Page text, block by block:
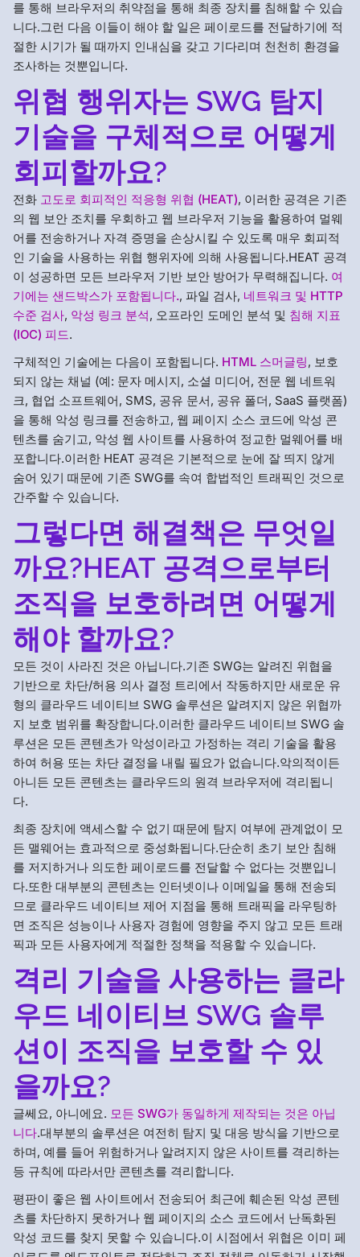
를 통해 브라우저의 취약점을 통해 최종 장치를 침해할 수 있습
니다.그런 다음 이들이 해야 할 일은 페이로드를 전달하기에 적
절한 시기가 될 때까지 인내심을 갖고 기다리며 천천히 환경을
조사하는 것뿐입니다.
위협 행위자는 SWG 탐지
기술을 구체적으로 어떻게
회피할까요?
전화 고도로 회피적인 적응형 위협 (HEAT), 이러한 공격은 기존
의 웹 보안 조치를 우회하고 웹 브라우저 기능을 활용하여 멀웨
어를 전송하거나 자격 증명을 손상시킬 수 있도록 매우 회피적
인 기술을 사용하는 위협 행위자에 의해 사용됩니다.HEAT 공격
이 성공하면 모든 브라우저 기반 보안 방어가 무력해집니다. 여
기에는 샌드박스가 포함됩니다., 파일 검사, 네트워크 및 HTTP
수준 검사, 악성 링크 분석, 오프라인 도메인 분석 및 침해 지표
(IOC) 피드.
구체적인 기술에는 다음이 포함됩니다. HTML 스머글링, 보호
되지 않는 채널 (예: 문자 메시지, 소셜 미디어, 전문 웹 네트워
크, 협업 소프트웨어, SMS, 공유 문서, 공유 폴더, SaaS 플랫폼)
을 통해 악성 링크를 전송하고, 웹 페이지 소스 코드에 악성 콘
텐츠를 숨기고, 악성 웹 사이트를 사용하여 정교한 멀웨어를 배
포합니다.이러한 HEAT 공격은 기본적으로 눈에 잘 띄지 않게
숨어 있기 때문에 기존 SWG를 속여 합법적인 트래픽인 것으로
간주할 수 있습니다.
그렇다면 해결책은 무엇일
까요?HEAT 공격으로부터
조직을 보호하려면 어떻게
해야 할까요?
모든 것이 사라진 것은 아닙니다.기존 SWG는 알려진 위협을
기반으로 차단/허용 의사 결정 트리에서 작동하지만 새로운 유
형의 클라우드 네이티브 SWG 솔루션은 알려지지 않은 위협까
지 보호 범위를 확장합니다.이러한 클라우드 네이티브 SWG 솔
루션은 모든 콘텐츠가 악성이라고 가정하는 격리 기술을 활용
하여 허용 또는 차단 결정을 내릴 필요가 없습니다.악의적이든
아니든 모든 콘텐츠는 클라우드의 원격 브라우저에 격리됩니
다.
최종 장치에 액세스할 수 없기 때문에 탐지 여부에 관계없이 모
든 맬웨어는 효과적으로 중성화됩니다.단순히 초기 보안 침해
를 저지하거나 의도한 페이로드를 전달할 수 없다는 것뿐입니
다.또한 대부분의 콘텐츠는 인터넷이나 이메일을 통해 전송되
므로 클라우드 네이티브 제어 지점을 통해 트래픽을 라우팅하
면 조직은 성능이나 사용자 경험에 영향을 주지 않고 모든 트래
픽과 모든 사용자에게 적절한 정책을 적용할 수 있습니다.
격리 기술을 사용하는 클라
우드 네이티브 SWG 솔루
션이 조직을 보호할 수 있
을까요?
글쎄요, 아니에요. 모든 SWG가 동일하게 제작되는 것은 아닙
니다.대부분의 솔루션은 여전히 탐지 및 대응 방식을 기반으로
하며, 예를 들어 위험하거나 알려지지 않은 사이트를 격리하는
등 규칙에 따라서만 콘텐츠를 격리합니다.
평판이 좋은 웹 사이트에서 전송되어 최근에 훼손된 악성 콘텐
츠를 차단하지 못하거나 웹 페이지의 소스 코드에서 난독화된
악성 코드를 찾지 못할 수 있습니다.이 시점에서 위협은 이미 페